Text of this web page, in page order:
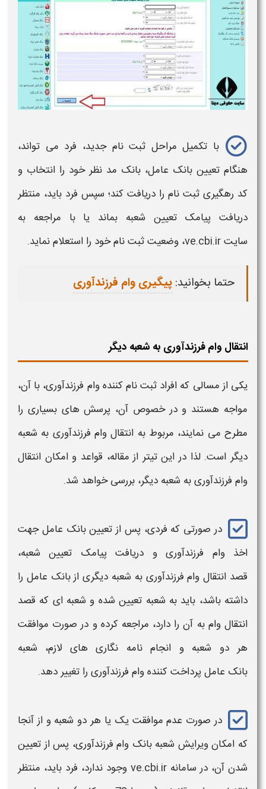
با تکمیل مراحل ثبت نام جدید، فرد می تواند،
هنگام تعیین بانک عامل، بانک مد نظر خود را انتخاب و
کد رهگیری ثبت نام را دریافت کند؛ سپس فرد باید، منتظر
دریافت پیامک تعیین شعبه بماند یا با مراجعه به
سایت ve.cbi.ir، وضعیت ثبت نام خود را استعلام نماید.
حتما بخوانید:پیگیری وام فرزندآوری
انتقال وام فرزندآوری به شعبه دیگر
یکی از مسالی که افراد ثبت نام کنندهوام فرزندآوری، با آن،
مواجه هستند و در خصوص آن، پرسش های بسیاری را
مطرح می نمایند، مربوط به انتقال وام فرزندآوری به شعبه
دیگر است. لذا در این تیتر از مقاله، قواعد و امکان انتقال
وام فرزندآوری به شعبه دیگر، بررسی خواهد شد.
در صورتی که فردی، پس از تعیینبانک عامل جهت
اخذوام فرزندآوریو دریافت پیامک تعیین شعبه،
قصد انتقال وام فرزندآوری به شعبه دیگری ازبانک عامل را
داشته باشد، باید به شعبه تعیین شده و شعبه ای که قصد
انتقال وامبه آن را دارد، مراجعه کرده و در صورت موافقت
هر دو شعبهو انجام نامه نگاری های لازم، شعبه
بانک عامل پرداخت کنندهوام فرزندآوری را تغییردهد.
در صورت عدم موافقت یک یا هر دو شعبهو از آنجا
که امکانویرایش شعبه بانک وام فرزندآوری، پس از تعیین
شدن آن، در سامانه ve.cbi.ir وجود ندارد، فرد باید، منتظر